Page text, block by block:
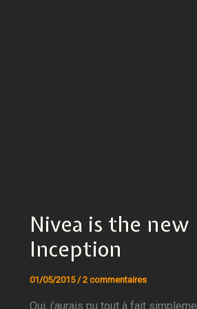
Nivea is the new
Inception
01/05/2015/2 commentaires
Oui, j’aurais pu tout à fait